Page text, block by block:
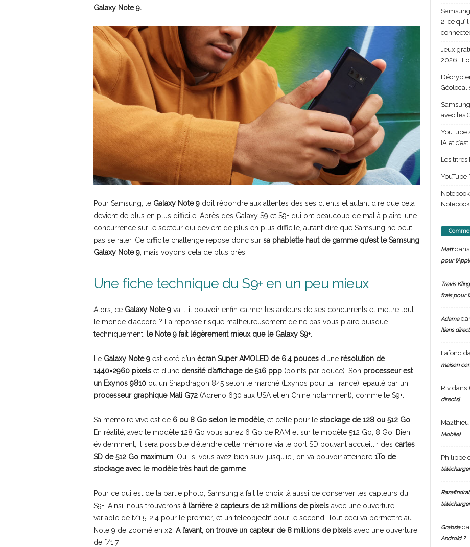
Galaxy Note 9.
Pour Samsung, le Galaxy Note 9doit répondre aux attentes des ses clients et autant dire que cela
devient de plus en plus difficile. Après des Galaxy S9 et S9+ qui ont beaucoup de mal à plaire, une
concurrence sur le secteur qui devient de plus en plus difficile, autant dire que Samsung ne peut
pas se rater. Ce difficile challenge repose donc sur sa phablette haut de gamme qu’est le Samsung
Galaxy Note 9, mais voyons cela de plus près.
Une fiche technique du S9+ en un peu mieux
Alors, ce Galaxy Note 9va-t-il pouvoir enfin calmer les ardeurs de ses concurrents et mettre tout
le monde d’accord ? La réponse risque malheureusement de ne pas vous plaire puisque
techniquement, le Note 9 fait légèrement mieux que le Galaxy S9+.
Le Galaxy Note 9est doté d’un écran Super AMOLED de 6.4 poucesd’une résolution de
1440×2960 pixelset d’une densité d’affichage de 516 ppp(points par pouce). Son processeur est
un Exynos 9810ou un Snapdragon 845 selon le marché (Exynos pour la France), épaulé par un
processeur graphique Mali G72(Adreno 630 aux USA et en Chine notamment), comme le S9+.
Sa mémoire vive est de 6 ou 8 Go selon le modèle, et celle pour le stockage de 128 ou 512 Go.
En réalité, avec le modèle 128 Go vous aurez 6 Go de RAM et sur le modèle 512 Go, 8 Go. Bien
évidemment, il sera possible d’étendre cette mémoire via le port SD pouvant accueillir des cartes
SD de 512 Go maximum. Oui, si vous avez bien suivi jusqu’ici, on va pouvoir atteindre 1To de
stockage avec le modèle très haut de gamme.
Pour ce qui est de la partie photo, Samsung a fait le choix là aussi de conserver les capteurs du
S9+. Ainsi, nous trouverons à l’arrière 2 capteurs de 12 millions de pixelsavec une ouverture
variable de f/1.5-2.4 pour le premier, et un téléobjectif pour le second. Tout ceci va permettre au
Note 9 de zoomé en x2. A l’avant, on trouve un capteur de 8 millions de pixelsavec une ouverture
de f/1.7.
2, ce
Jeux
2026 :
avec les
YouTube
IA et
Les
YouTube
Mattdans
pour
Travis Kling
frais pour
Adama
[liens
Lafond
maison
Rivdans
directs]
Ma2thieu
Mobile)
Philippe
Grabsia
Android ?